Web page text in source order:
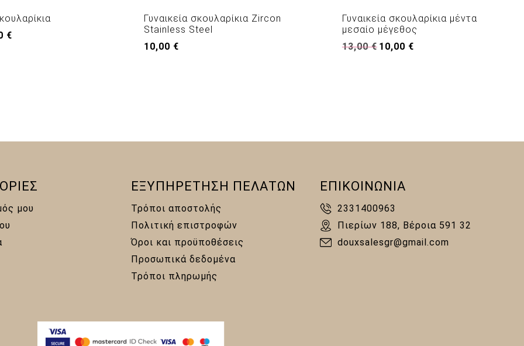
€Η
Γυναικεία σκουλαρίκια Zircon
Stainless Steel
10,00 €
Γυναικεία σκουλαρίκια μέντα
μεσαίο μέγεθος
13,00€ Original
10,00 €Η
μου
ΕΞΥΠΗΡΕΤΗΣΗ ΠΕΛΑΤΩΝ
Τρόποι αποστολής
Πολιτική επιστροφών
Όροι και προϋποθέσεις
Προσωπικά δεδομένα
Τρόποι πληρωμής
ΕΠΙΚΟΙΝΩΝΙΑ
2331400963
Πιερίων 188, Βέροια 591 32
douxsalesgr@gmail.com